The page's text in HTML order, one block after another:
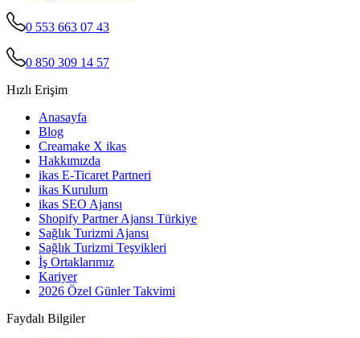
0 553 663 07 43
0 850 309 14 57
Hızlı Erişim
Anasayfa
Blog
Creamake X ikas
Hakkımızda
ikas E-Ticaret Partneri
ikas Kurulum
ikas SEO Ajansı
Shopify Partner Ajansı Türkiye
Sağlık Turizmi Ajansı
Sağlık Turizmi Teşvikleri
İş Ortaklarımız
Kariyer
2026 Özel Günler Takvimi
Faydalı Bilgiler